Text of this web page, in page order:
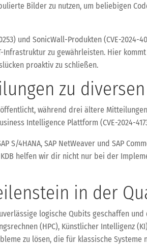
Bilder zu nutzen, um beliebigen
und SonicWall-Produkten (CVE-2024-
zu gewährleisten. Hier
proaktiv zu schließen.
zu
während drei ältere
Intelligence Plattform (CVE-2024-
4HANA, SAP NetWeaver und SAP
helfen wir dir nicht nur bei der
in der
logische Qubits geschaffen
(HPC), Künstlicher Intelligenz
zu lösen, die für klassische Systeme